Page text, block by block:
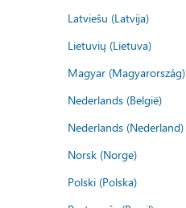
Latviešu (Latvija)
Lietuvių (Lietuva)
Magyar (Magyarország)
Nederlands (België)
Nederlands (Nederland)
Norsk (Norge)
Polski (Polska)